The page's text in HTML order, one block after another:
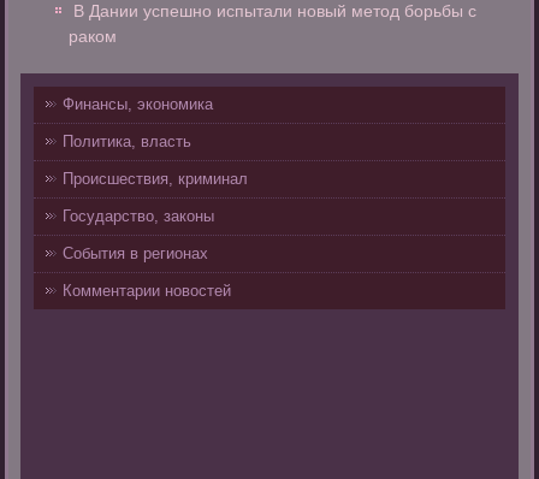
В Дании успешно испытали новый метод борьбы с
раком
Финансы, экономика
Политика, власть
Происшествия, криминал
Государство, законы
События в регионах
Комментарии новостей